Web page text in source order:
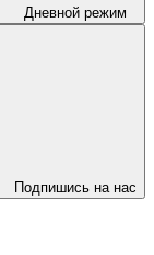
Дневной режим
Подпишись на нас